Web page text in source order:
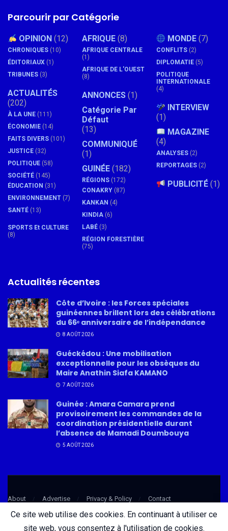
Parcourir par Catégorie
OPINION (12)
CHRONIQUES (10)
ÉDITORIAUX (1)
TRIBUNES (3)
ACTUALITÉS
(202)
À LA UNE (111)
ÉCONOMIE (14)
FAITS DIVERS (101)
JUSTICE (32)
POLITIQUE (58)
SOCIÉTÉ (145)
ÉDUCATION (31)
ENVIRONNEMENT (7)
SANTÉ (13)
SPORTS Et CULTURE
(8)
AFRIQUE (8)
AFRIQUE CENTRALE
(1)
AFRIQUE DE L'OUEST
(8)
ANNONCES (1)
Catégorie Par
Défaut
(13)
COMMUNIQUÉ
(1)
GUINÉE (182)
RÉGIONS (172)
CONAKRY (87)
KANKAN (4)
KINDIA (6)
LABÉ (3)
RÉGION FORESTIÈRE
(75)
MONDE (7)
CONFLITS (2)
DIPLOMATIE (5)
POLITIQUE
INTERNATIONALE
(4)
INTERVIEW
(1)
MAGAZINE
(4)
ANALYSES (2)
REPORTAGES (2)
PUBLICITÉ (1)
Actualités récentes
Côte d’Ivoire : les Forces spéciales
guinéennes brillent lors des célébrations
du 66ᵉ anniversaire de l’indépendance
8 AOÛT 2026
Guéckédou : Une mobilisation
exceptionnelle pour les obsèques du
Maire Anathin Siafa KAMANO
7 AOÛT 2026
Guinée : Amara Camara prend
provisoirement les commandes de la
coordination présidentielle durant
l’absence de Mamadi Doumbouya
5 AOÛT 2026
About Advertise Privacy & Policy Contact
Ce site web utilise des cookies. En continuant à utiliser ce
site web, vous consentez à l'utilisation de cookies.